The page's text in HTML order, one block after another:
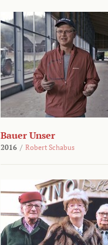
Bauer Unser
2016 / Robert Schabus